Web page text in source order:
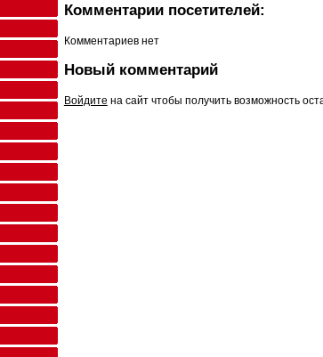
Комментарии посетителей:
Комментариев нет
Новый комментарий
Войдите на сайт чтобы получить возможность